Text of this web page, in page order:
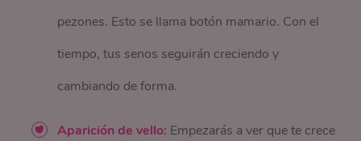
pezones. Esto se llama botón mamario. Con el
tiempo, tus senos seguirán creciendo y
cambiando de forma.
Aparición de vello: Empezarás a ver que te crece